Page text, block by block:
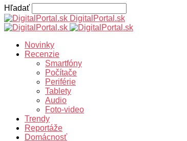
Hľadať
DigitalPortal.sk
Novinky
Recenzie
Smartfóny
Počítače
Periférie
Tablety
Audio
Foto-video
Trendy
Reportáže
Domácnosť